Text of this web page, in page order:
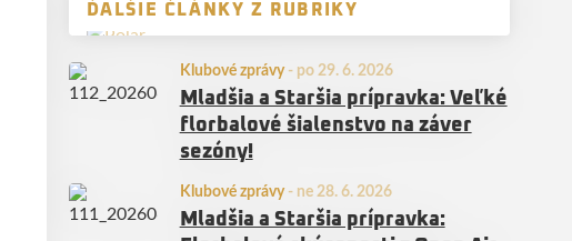
ĎALŠIE ČLÁNKY Z RUBRIKY
Klubové zprávy- po 29. 6. 2026
Mladšia a Staršia prípravka: Veľké
florbalové šialenstvo na záver
sezóny!
Klubové zprávy- ne 28. 6. 2026
Mladšia a Staršia prípravka: